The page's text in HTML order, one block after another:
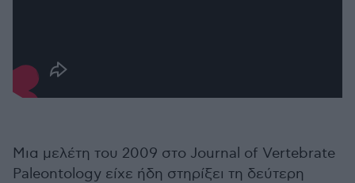
Μια μελέτη του 2009 στο Journal of Vertebrate
Paleontology είχε ήδη στηρίξει τη δεύτερη